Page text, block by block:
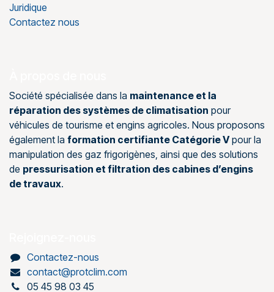
Juridique
Contactez nous
Société spécialisée dans la maintenance et la
réparation des systèmes de climatisation pour
véhicules de tourisme et engins agricoles. Nous proposons
également la formation certifiante Catégorie Vpour la
manipulation des gaz frigorigènes, ainsi que des solutions
de pressurisation et filtration des cabines d’engins
de travaux.
Contactez-nous
contact@protclim.com
05 45 98 03 45